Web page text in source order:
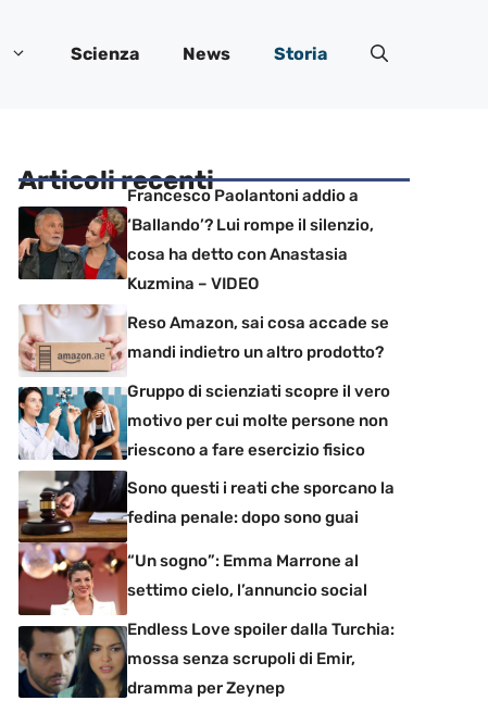
Scienza News Storia
Articoli recentiFrancesco Paolantoni addio a
‘Ballando’? Lui rompe il silenzio,
cosa ha detto con Anastasia
Kuzmina – VIDEO
Reso Amazon, sai cosa accade se
mandi indietro un altro prodotto?
Gruppo di scienziati scopre il vero
motivo per cui molte persone non
riescono a fare esercizio fisico
Sono questi i reati che sporcano la
fedina penale: dopo sono guai
“Un sogno”: Emma Marrone al
settimo cielo, l’annuncio social
Endless Love spoiler dalla Turchia:
mossa senza scrupoli di Emir,
dramma per Zeynep